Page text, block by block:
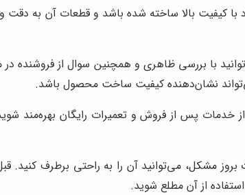
کیفیت بالا ساخته شده باشد و قطعات آن به دقت و
با بررسی ظاهری و همچنین سوال از فروشنده در
نشان‌دهنده کیفیت ساخت محصول باشد.
خدمات پس از فروش و تعمیرات رایگان بهره‌مند
مشکل، می‌توانید آن را به راحتی برطرف کنید.
از آن مطلع شوید.